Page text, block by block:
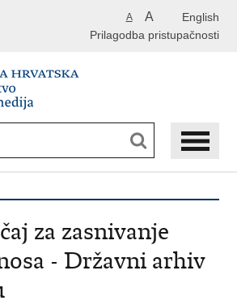
English
A A
Prilagodba pristupačnosti
za zasnivanje
- Državni arhiv